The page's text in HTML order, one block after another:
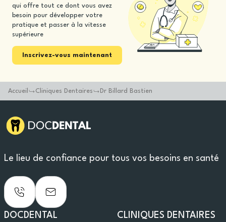
qui offre tout ce dont vous avez
besoin pour développer votre
pratique et passer à la vitesse
supérieure
Inscrivez-vous maintenant
Accueil Cliniques Dentaires Dr Billard Bastien
Le lieu de confiance pour tous vos besoins en santé
DOCDENTAL CLINIQUES DENTAIRES